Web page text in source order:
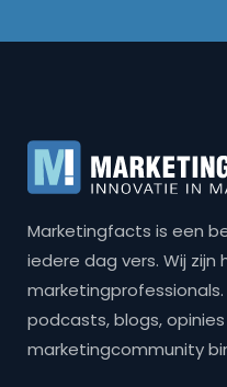
Marketingfacts is een
iedere dag vers. Wij
podcasts, blogs,
marketingcommunity